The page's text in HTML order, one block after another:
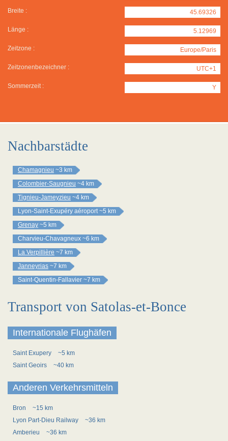
Breite : 45.69326
Länge : 5.12969
Zeitzone : Europe/Paris
Zeitzonenbezeichner : UTC+1
Sommerzeit : Y
Nachbarstädte
Chamagnieu ~3 km
Colombier-Saugnieu ~4 km
Tignieu-Jameyzieu ~4 km
Lyon-Saint-Exupéry aéroport ~5 km
Grenay ~5 km
Charvieu-Chavagneux ~6 km
La Verpillière ~7 km
Janneyrias ~7 km
Saint-Quentin-Fallavier ~7 km
Transport von Satolas-et-Bonce
Internationale Flughäfen
Saint Exupery
~5 km
Saint Geoirs
~40 km
Anderen Verkehrsmitteln
Bron
~15 km
Lyon Part-Dieu Railway
~36 km
Amberieu
~36 km